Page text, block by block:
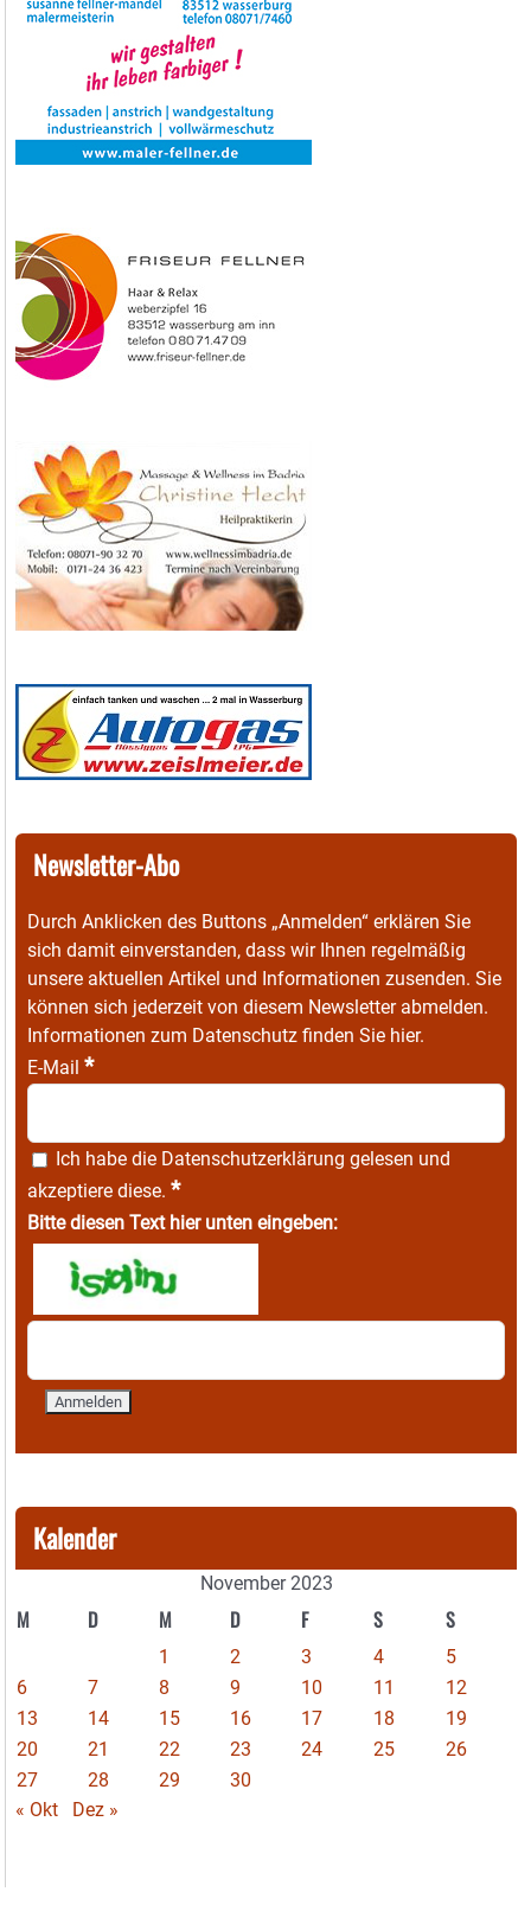
Newsletter-Abo
Durch Anklicken des Buttons „Anmelden“ erklären Sie
sich damit einverstanden, dass wir Ihnen regelmäßig
unsere aktuellen Artikel und Informationen zusenden. Sie
können sich jederzeit von diesem Newsletter abmelden.
Informationen zum Datenschutz finden Sie hier.
E-Mail *
Ich habe die Datenschutzerklärung gelesen und
akzeptiere diese. *
Bitte diesen Text hier unten eingeben:
Kalender
November 2023
M D M D F S S
1 2 3 4
5
6
7 8 9 10 11
12
13
14 15 16 17 18
19
20
21 22 23 24 25
26
27
28 29
30
« Okt
Dez »